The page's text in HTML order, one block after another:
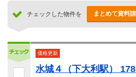
チェックした物件を まとめて資料
価格更新
水城４（下大利駅）